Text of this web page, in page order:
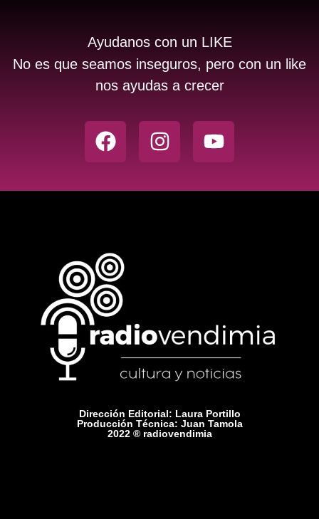
Ayudanos con un LIKE
No es que seamos inseguros, pero con un like
nos ayudas a crecer
Dirección Editorial: Laura Portillo
Producción Técnica: Juan Tamola
2022 ® radiovendimia